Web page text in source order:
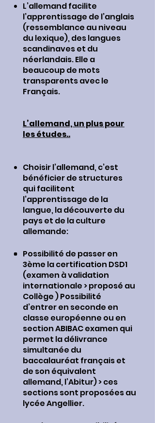
L’allemand facilite
l’apprentissage de l’anglais
(ressemblance au niveau
du lexique), des langues
scandinaves et du
néerlandais. Elle a
beaucoup de mots
transparents avec le
Français.
L’allemand, un plus pour
les études..
Choisir l’allemand, c’est
bénéficier de structures
qui facilitent
l’apprentissage de la
langue, la découverte du
pays et de la culture
allemande:
Possibilité de passer en
3ème la certification DSD1
(examen à validation
internationale > proposé au
Collège ) Possibilité
d’entrer en seconde en
classe européenne ou en
section ABIBAC examen qui
permet la délivrance
simultanée du
baccalauréat français et
de son équivalent
allemand, l’Abitur) > ces
sections sont proposées au
lycée Angellier.